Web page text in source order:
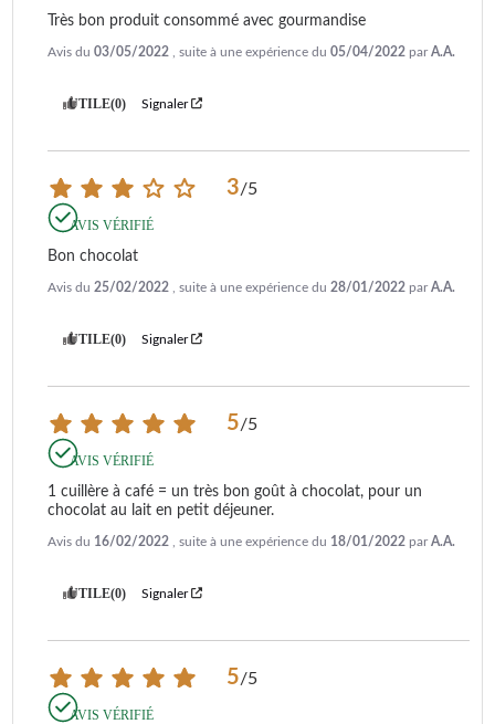
Très bon produit consommé avec gourmandise
Avis du 03/05/2022 , suite à une expérience du 05/04/2022 parA.A.
UTILE(0) Signaler
3/5
AVIS VÉRIFIÉ
Bon chocolat
Avis du 25/02/2022 , suite à une expérience du 28/01/2022 parA.A.
UTILE(0) Signaler
5/5
AVIS VÉRIFIÉ
1 cuillère à café = un très bon goût à chocolat, pour un
chocolat au lait en petit déjeuner.
Avis du 16/02/2022 , suite à une expérience du 18/01/2022 parA.A.
UTILE(0) Signaler
5/5
AVIS VÉRIFIÉ